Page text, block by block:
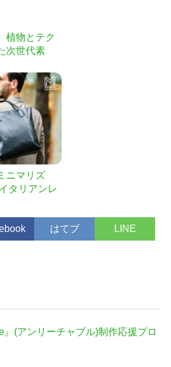
植物とテク
次世代素
ニマリズ
タリアンレ
はてブ LINE
』(アンリーチャブル)制作応援プロ